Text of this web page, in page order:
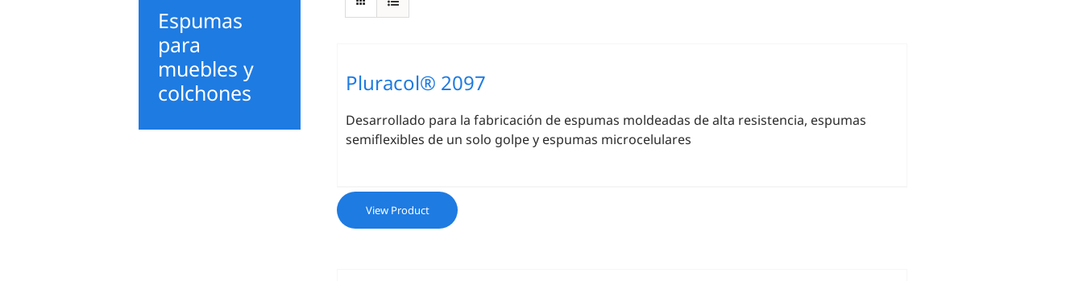
Espumas
para
muebles y
colchones
Pluracol® 2097
Desarrollado para la fabricación de espumas moldeadas de alta resistencia, espumas
semiflexibles de un solo golpe y espumas microcelulares
View Product